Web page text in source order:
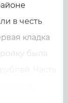
в честь
кладка
была